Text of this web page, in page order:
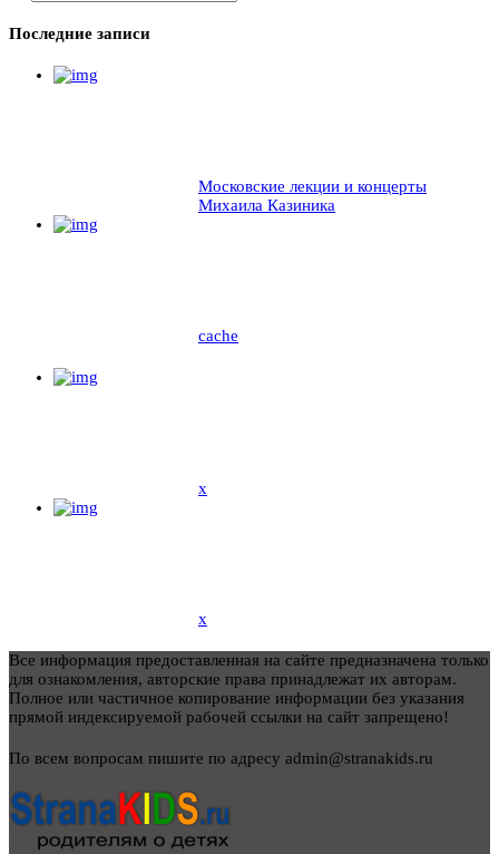
Последние записи
Московские лекции и концерты
Михаила Казиника
cache
x
x
Все информация предоставленная на сайте предназначена только
для ознакомления, авторские права принадлежат их авторам.
Полное или частичное копирование информации без указания
прямой индексируемой рабочей ссылки на сайт запрещено!
По всем вопросам пишите по адресу admin@stranakids.ru